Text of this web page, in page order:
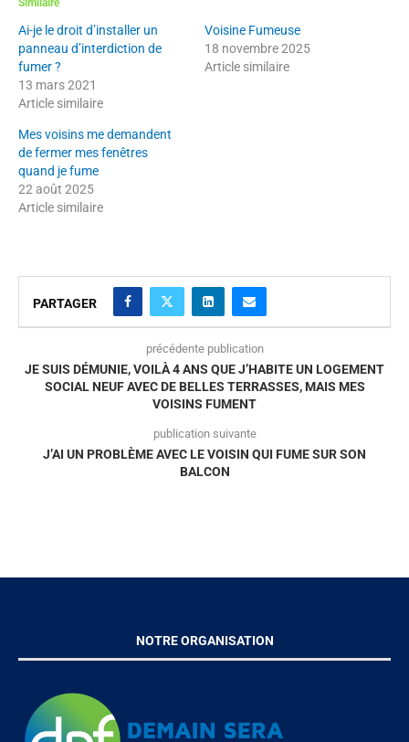
Similaire
Ai-je le droit d’installer un
panneau d’interdiction de
fumer ?
13 mars 2021
Article similaire
Voisine Fumeuse
18 novembre 2025
Article similaire
Mes voisins me demandent
de fermer mes fenêtres
quand je fume
22 août 2025
Article similaire
PARTAGER
précédente publication
JE SUIS DÉMUNIE, VOILÀ 4 ANS QUE J’HABITE UN LOGEMENT
SOCIAL NEUF AVEC DE BELLES TERRASSES, MAIS MES
VOISINS FUMENT
publication suivante
J’AI UN PROBLÈME AVEC LE VOISIN QUI FUME SUR SON
BALCON
NOTRE ORGANISATION